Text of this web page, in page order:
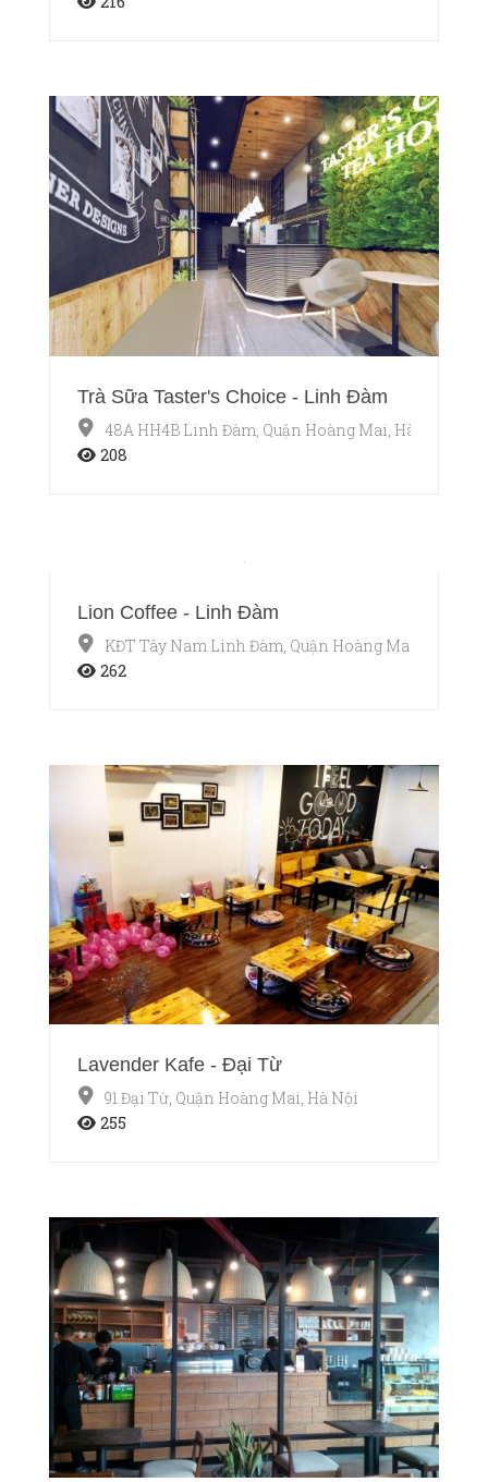
Trà Sữa Taster's Choice - Linh Đàm
48A HH4B Linh Đàm, Quận Hoàng Mai, Hà Nội
208
Lion Coffee - Linh Đàm
KĐT Tây Nam Linh Đàm, Quận Hoàng Mai, Hà Nội
262
Lavender Kafe - Đại Từ
91 Đại Từ, Quận Hoàng Mai, Hà Nội
255